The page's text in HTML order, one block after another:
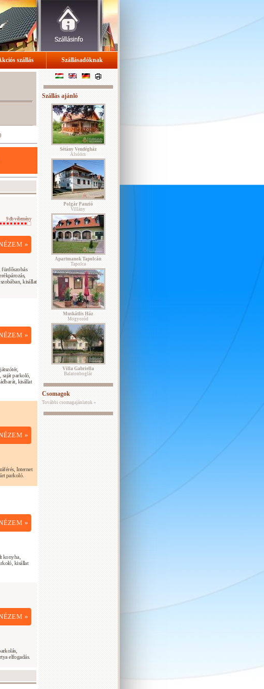
szállás Szállásadóknak
9 db vélemény
»
fürdőszobás
kisállat
»
parkoló,
kisállat
»
Internet
parkoló.
»
konyha,
kisállat
»
elfogadás.
Szállás ajánló
Sétány Vendégház
Alsóörs
Polgár Panzió
Villány
Apartmanok Tapolcán
Tapolca
Muskátlis Ház
Mogyoród
Villa Gabriella
Balatonboglár
Csomagok
További csomagajánlatok »